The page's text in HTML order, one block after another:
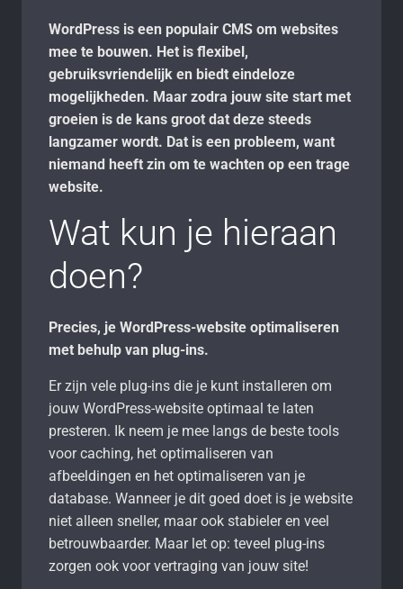
WordPress is een populair CMS om websites
mee te bouwen. Het is flexibel,
gebruiksvriendelijk en biedt eindeloze
mogelijkheden. Maar zodra jouw site start met
groeien is de kans groot dat deze steeds
langzamer wordt. Dat is een probleem, want
niemand heeft zin om te wachten op een trage
website.
Wat kun je hieraan
doen?
Precies, je WordPress-website optimaliseren
met behulp van plug-ins.
Er zijn vele plug-ins die je kunt installeren om
jouw WordPress-website optimaal te laten
presteren. Ik neem je mee langs de beste tools
voor caching, het optimaliseren van
afbeeldingen en het optimaliseren van je
database. Wanneer je dit goed doet is je website
niet alleen sneller, maar ook stabieler en veel
betrouwbaarder. Maar let op: teveel plug-ins
zorgen ook voor vertraging van jouw site!